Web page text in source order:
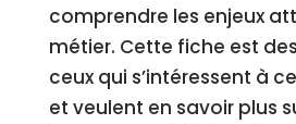
comprendre les enjeux
métier. Cette fiche est
ceux qui s’intéressent à
et veulent en savoir plus